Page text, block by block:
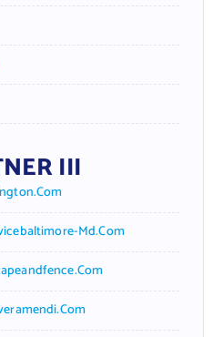
III
Md.com